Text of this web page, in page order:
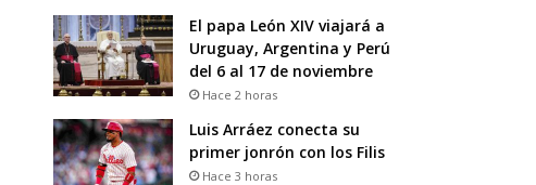
El papa León XIV viajará a
Uruguay, Argentina y Perú
del 6 al 17 de noviembre
Hace 2 horas
Luis Arráez conecta su
primer jonrón con los Filis
Hace 3 horas